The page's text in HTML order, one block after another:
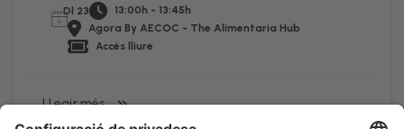
Dl 23
13:00h - 13:45h
Agora By AECOC - The Alimentaria Hub
Accés lliure
LLegir més